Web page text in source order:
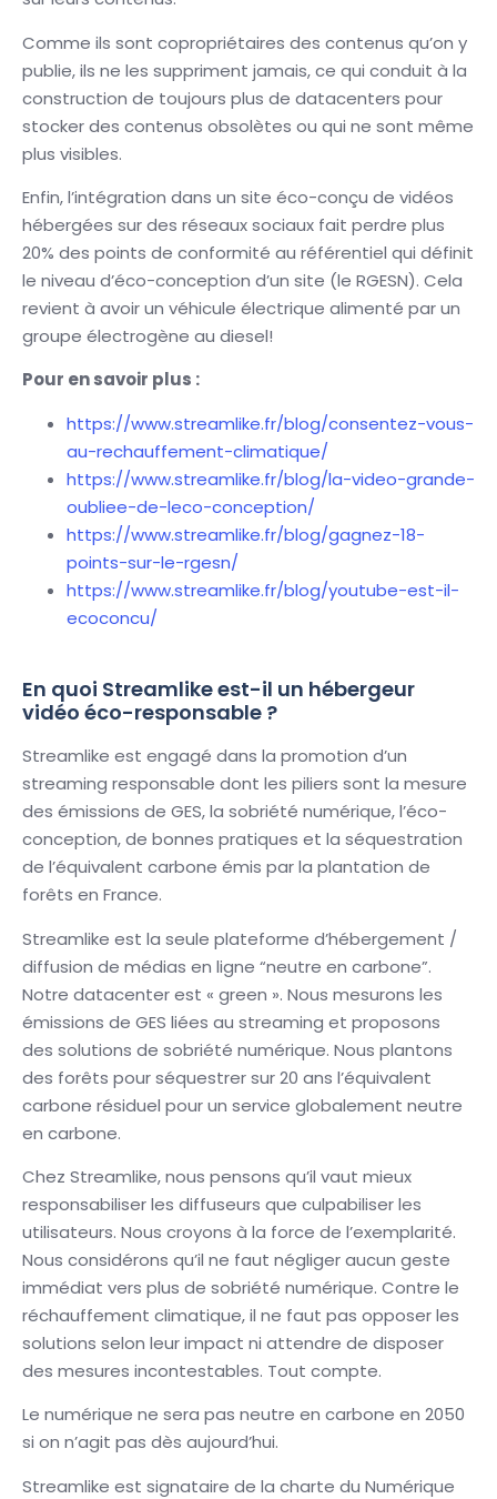
Comme ils sont copropriétaires des contenus qu’on y
publie, ils ne les suppriment jamais, ce qui conduit à la
construction de toujours plus de datacenters pour
stocker des contenus obsolètes ou qui ne sont même
plus visibles.
Enfin, l’intégration dans un site éco-conçu de vidéos
hébergées sur des réseaux sociaux fait perdre plus
20% des points de conformité au référentiel qui définit
le niveau d’éco-conception d’un site (le RGESN). Cela
revient à avoir un véhicule électrique alimenté par un
groupe électrogène au diesel!
Pour en savoir plus :
https://www.streamlike.fr/blog/consentez-vous-
au-rechauffement-climatique/
https://www.streamlike.fr/blog/la-video-grande-
oubliee-de-leco-conception/
https://www.streamlike.fr/blog/gagnez-18-
points-sur-le-rgesn/
https://www.streamlike.fr/blog/youtube-est-il-
ecoconcu/
En quoi Streamlike est-il un hébergeur
vidéo éco-responsable ?
Streamlike est engagé dans la promotion d’un
streaming responsable dont les piliers sont la mesure
des émissions de GES, la sobriété numérique, l’éco-
conception, de bonnes pratiques et la séquestration
de l’équivalent carbone émis par la plantation de
forêts en France.
Streamlike est la seule plateforme d’hébergement /
diffusion de médias en ligne “neutre en carbone”.
Notre datacenter est « green ». Nous mesurons les
émissions de GES liées au streaming et proposons
des solutions de sobriété numérique. Nous plantons
des forêts pour séquestrer sur 20 ans l’équivalent
carbone résiduel pour un service globalement neutre
en carbone.
Chez Streamlike, nous pensons qu’il vaut mieux
responsabiliser les diffuseurs que culpabiliser les
utilisateurs. Nous croyons à la force de l’exemplarité.
Nous considérons qu’il ne faut négliger aucun geste
immédiat vers plus de sobriété numérique. Contre le
réchauffement climatique, il ne faut pas opposer les
solutions selon leur impact ni attendre de disposer
des mesures incontestables. Tout compte.
Le numérique ne sera pas neutre en carbone en 2050
si on n’agit pas dès aujourd’hui.
Streamlike est signataire de la charte du Numérique